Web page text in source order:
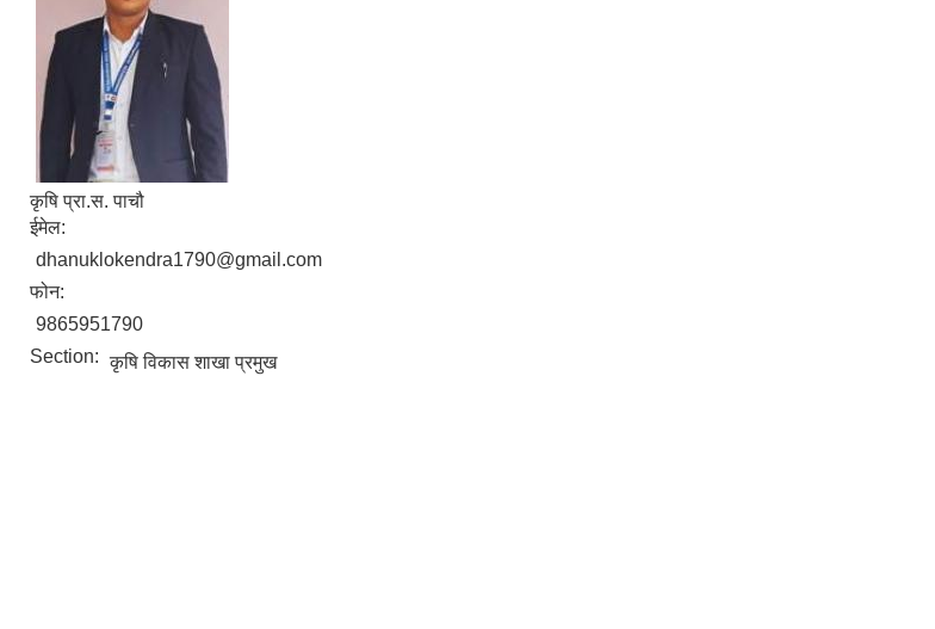
कृषि प्रा.स. पाचौ
ईमेल:
dhanuklokendra1790@gmail.com
फोन:
9865951790
Section: कृषि विकास शाखा प्रमुख